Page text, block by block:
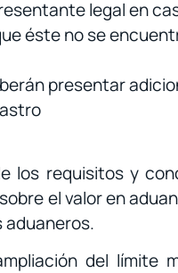
legal en
éste no se
presentar
los requisitos y
el valor en
aduaneros.
del límite